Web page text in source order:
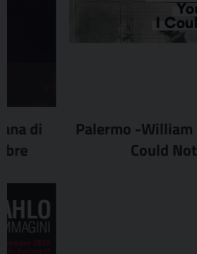
Palermo -William
Could Not Save